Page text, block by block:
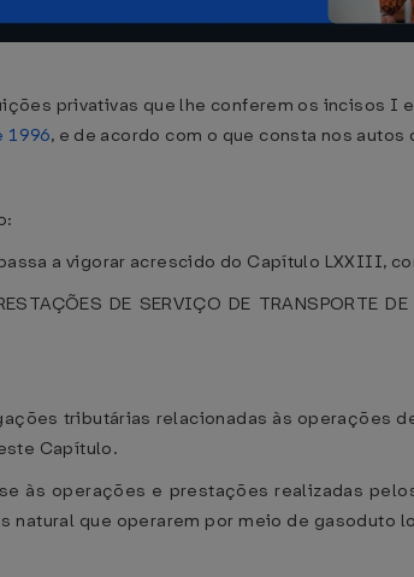
privativas que lhe conferem os incisos
1996, e de acordo com o que consta nos autos
a vigorar acrescido do Capítulo LXXIII,
DE SERVIÇO DE TRANSPORTE
tributárias relacionadas às operações
Capítulo.
às operações e prestações realizadas
que operarem por meio de gasoduto